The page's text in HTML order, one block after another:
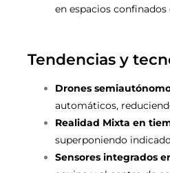
en espacios confinados
Tendencias y
Drones
automáticos,
Realidad Mixta en
superponiendo
Sensores integrados